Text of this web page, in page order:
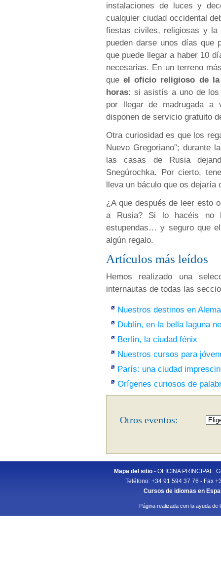
instalaciones de luces y
cualquier ciudad occidental
fiestas civiles, religiosas y la
pueden darse unos días que
que puede llegar a haber 10
necesarias. En un terreno
queel oficio religioso de la
horas: si asistís a uno de los
por llegar de madrugada a
disponen de servicio gratuito
Otra curiosidad es que los
Nuevo Gregoriano”; durante
las casas de Rusia
Snegúrochka. Por cierto,
lleva un báculo que os dejaría
¿A que después de leer esto
a Rusia? Si lo hacéis no
estupendas… y seguro que
algún regalo.
Artículos más leídos
Hemos realizado una
internautas de todas las
Nuestros destinos en
Dublín, en la bella laguna
Berlín, la ciudad fénix
Nuestros cursos para
París: una ciudad
Orígenes curiosos de
Otros eventos:
Mapa del sitio- OFICINA PRINCIPAL.
Teléfono: +34 91 594 37 76 - Fax
Cursos de idiomas en
Página realizada con la ayuda